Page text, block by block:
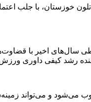
خوزستان، با جلب
سال‌های اخیر با
رشد کیفی داوری
و می‌تواند